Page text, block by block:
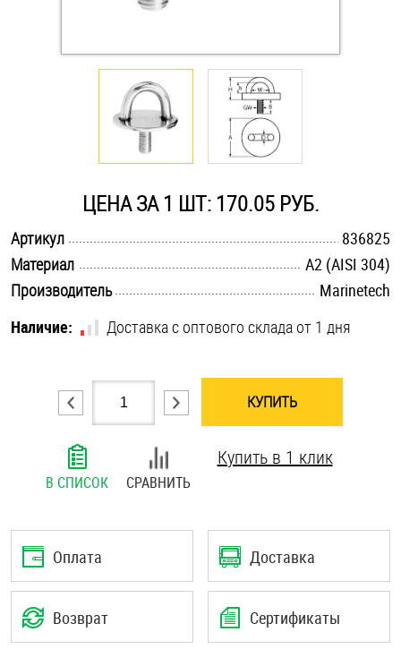
Оснастка и аксессуары для яхт
Саморезы и шурупы
Стопорные кольца
Шайбы
Шплинты
ЦЕНА ЗА 1 ШТ: 170.05 РУБ.
Артикул
836825
Материал
А2 (AISI 304)
Производитель
Marinetech
Наличие:
Доставка с оптового склада от 1 дня
КУПИТЬ
В СПИСОК СРАВНИТЬ
Купить в 1 клик
Оплата Доставка
Возврат Сертификаты